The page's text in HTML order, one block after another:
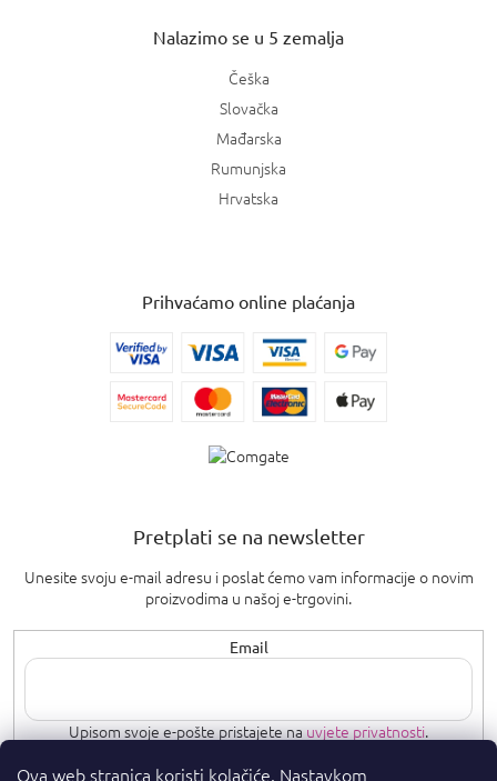
Ova web stranica koristi kolačiće. Nastavkom
Nalazimo se u 5 zemalja
Češka
Slovačka
Mađarska
Rumunjska
Hrvatska
Prihvaćamo online plaćanja
Pretplati se na newsletter
Unesite svoju e-mail adresu i poslat ćemo vam informacije o novim
proizvodima u našoj e-trgovini.
Email
Upisom svoje e-pošte pristajete nauvjete privatnosti.